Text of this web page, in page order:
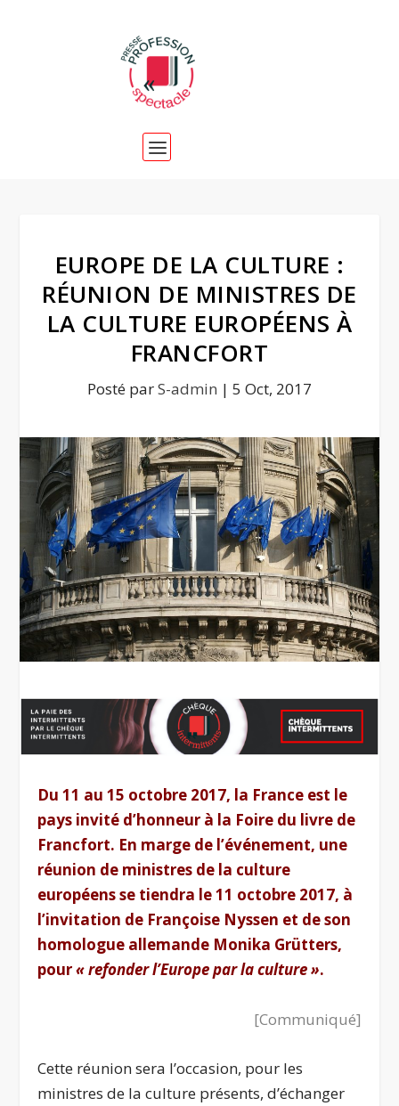
EUROPE DE LA CULTURE :
RÉUNION DE MINISTRES DE
LA CULTURE EUROPÉENS À
FRANCFORT
Posté parS-admin | 5 Oct, 2017
Du 11 au 15 octobre 2017, la France est le
pays invité d’honneur à la Foire du livre de
Francfort. En marge de l’événement, une
réunion de ministres de la culture
européens se tiendra le 11 octobre 2017, à
l’invitation de Françoise Nyssen et de son
homologue allemande Monika Grütters,
pour«refonder l’Europe par la culture ».
[Communiqué]
Cette réunion sera l’occasion, pour les
ministres de la culture présents, d’échanger